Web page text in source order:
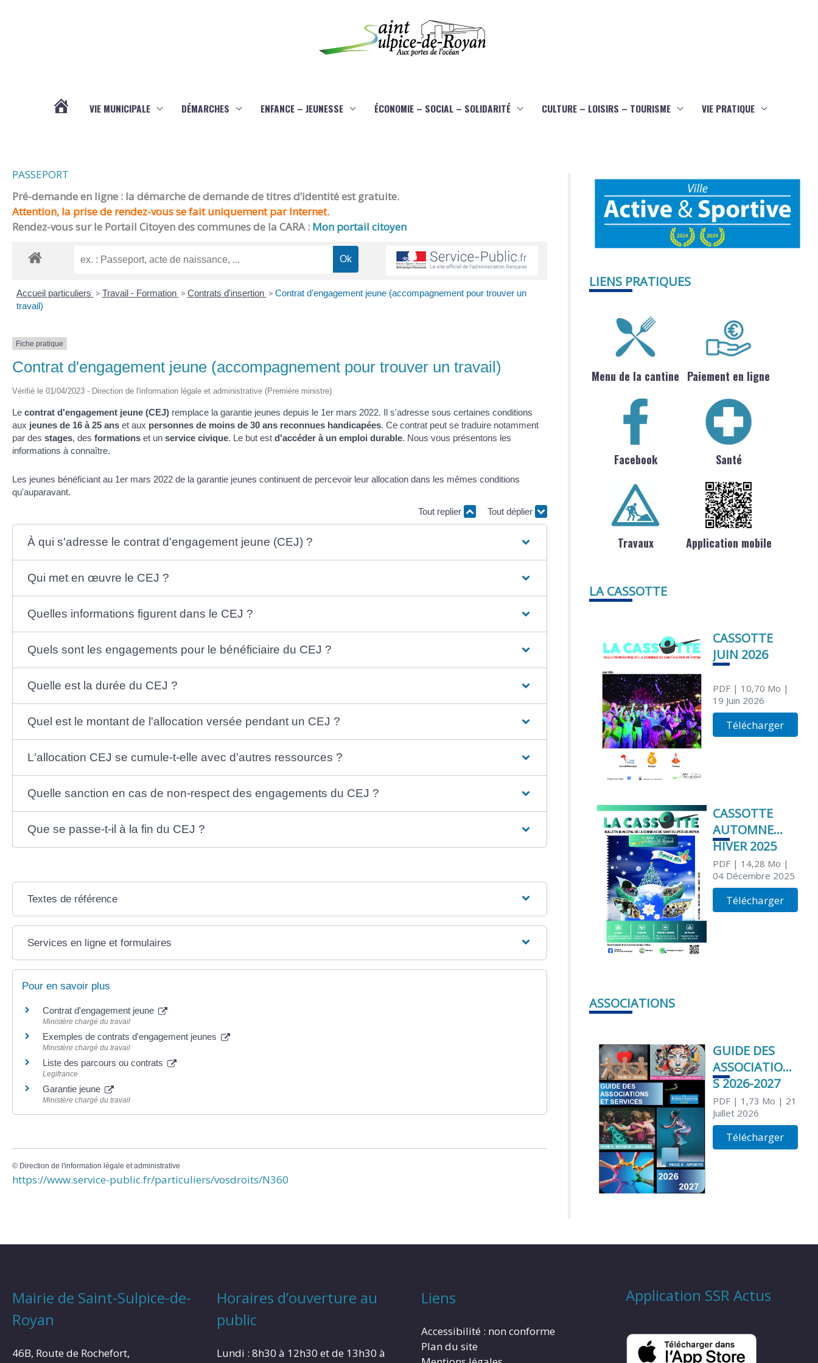
VIE MUNICIPALE DÉMARCHES ENFANCE – JEUNESSE ÉCONOMIE – SOCIAL – SOLIDARITÉ CULTURE – LOISIRS – TOURISME VIE PRATIQUE
PASSEPORT
Pré-demande en ligne : la démarche de demande de titres d’identité est gratuite.
Attention, la prise de rendez-vous se fait uniquement par Internet.
Rendez-vous sur le Portail Citoyen des communes de la CARA : Mon portail citoyen
Accueil particuliers > Travail - Formation > Contrats d'insertion > Contrat d'engagement jeune (accompagnement pour trouver un
travail)
Fiche pratique
Contrat d'engagement jeune (accompagnement pour trouver un travail)
Vérifié le 01/04/2023 - Direction de l'information légale et administrative (Première ministre)
Le contrat d'engagement jeune (CEJ) remplace la garantie jeunes depuis le 1er mars 2022. Il s'adresse sous certaines conditions
aux jeunes de 16 à 25 ans et aux personnes de moins de 30 ans reconnues handicapées. Ce contrat peut se traduire notamment
par des stages, des formations et un service civique. Le but est d'accéder à un emploi durable. Nous vous présentons les
informations à connaître.
Les jeunes bénéficiant au 1er mars 2022 de la garantie jeunes continuent de percevoir leur allocation dans les mêmes conditions
qu'auparavant.
Tout replier
Tout déplier
À qui s'adresse le contrat d'engagement jeune (CEJ) ?
Qui met en œuvre le CEJ ?
Quelles informations figurent dans le CEJ ?
Quels sont les engagements pour le bénéficiaire du CEJ ?
Quelle est la durée du CEJ ?
Quel est le montant de l'allocation versée pendant un CEJ ?
L'allocation CEJ se cumule-t-elle avec d'autres ressources ?
Quelle sanction en cas de non-respect des engagements du CEJ ?
Que se passe-t-il à la fin du CEJ ?
Textes de référence
Services en ligne et formulaires
Pour en savoir plus
Contrat d'engagement jeune
Ministère chargé du travail
Exemples de contrats d'engagement jeunes
Ministère chargé du travail
Liste des parcours ou contrats
Legifrance
Garantie jeune
Ministère chargé du travail
© Direction de l'information légale et administrative
https://www.service-public.fr/particuliers/vosdroits/N360
LIENS PRATIQUES
Menu de la cantine Paiement en ligne
Facebook Santé
Travaux Application mobile
LA CASSOTTE
CASSOTTE
JUIN 2026
PDF| 10,70 Mo |
19 Juin 2026
Télécharger
CASSOTTE
AUTOMNE
HIVER 2025
PDF| 14,28 Mo |
04 Décembre 2025
Télécharger
ASSOCIATIONS
GUIDE DES
ASSOCIATION
S 2026-2027
PDF| 1,73 Mo | 21
Juillet 2026
Télécharger
Mairie de Saint-Sulpice-de-
Royan
46B, Route de Rochefort,
Horaires d’ouverture au
public
Lundi : 8h30 à 12h30 et de 13h30 à
Liens
Accessibilité : non conforme
Plan du site
Application SSR Actus